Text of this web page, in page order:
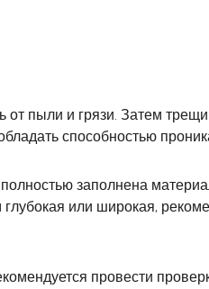
пыли и грязи. Затем
способностью
заполнена
или широкая,
провести